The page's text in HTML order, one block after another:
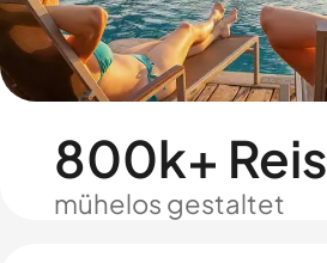
800k+
mühelos gestaltet